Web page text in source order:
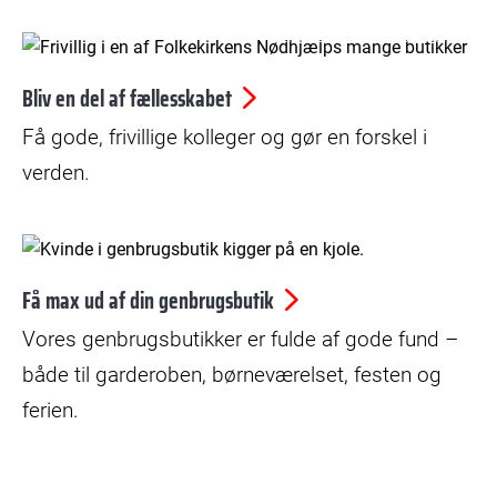
© Kristian Skårhøj Andersen
Bliv en del af fællesskabet
Få gode, frivillige kolleger og gør en forskel i
verden.
© Nikolaj Schou
Få max ud af din genbrugsbutik
Vores genbrugsbutikker er fulde af gode fund –
både til garderoben, børneværelset, festen og
ferien.